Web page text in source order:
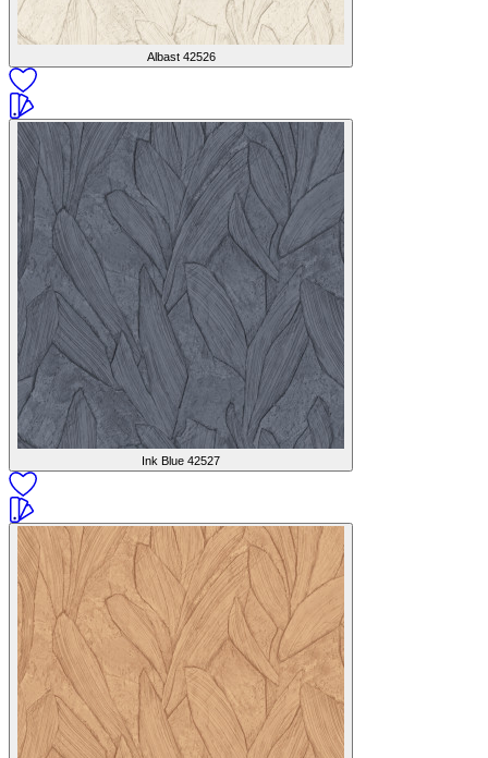
Albast 42526
Ink Blue 42527